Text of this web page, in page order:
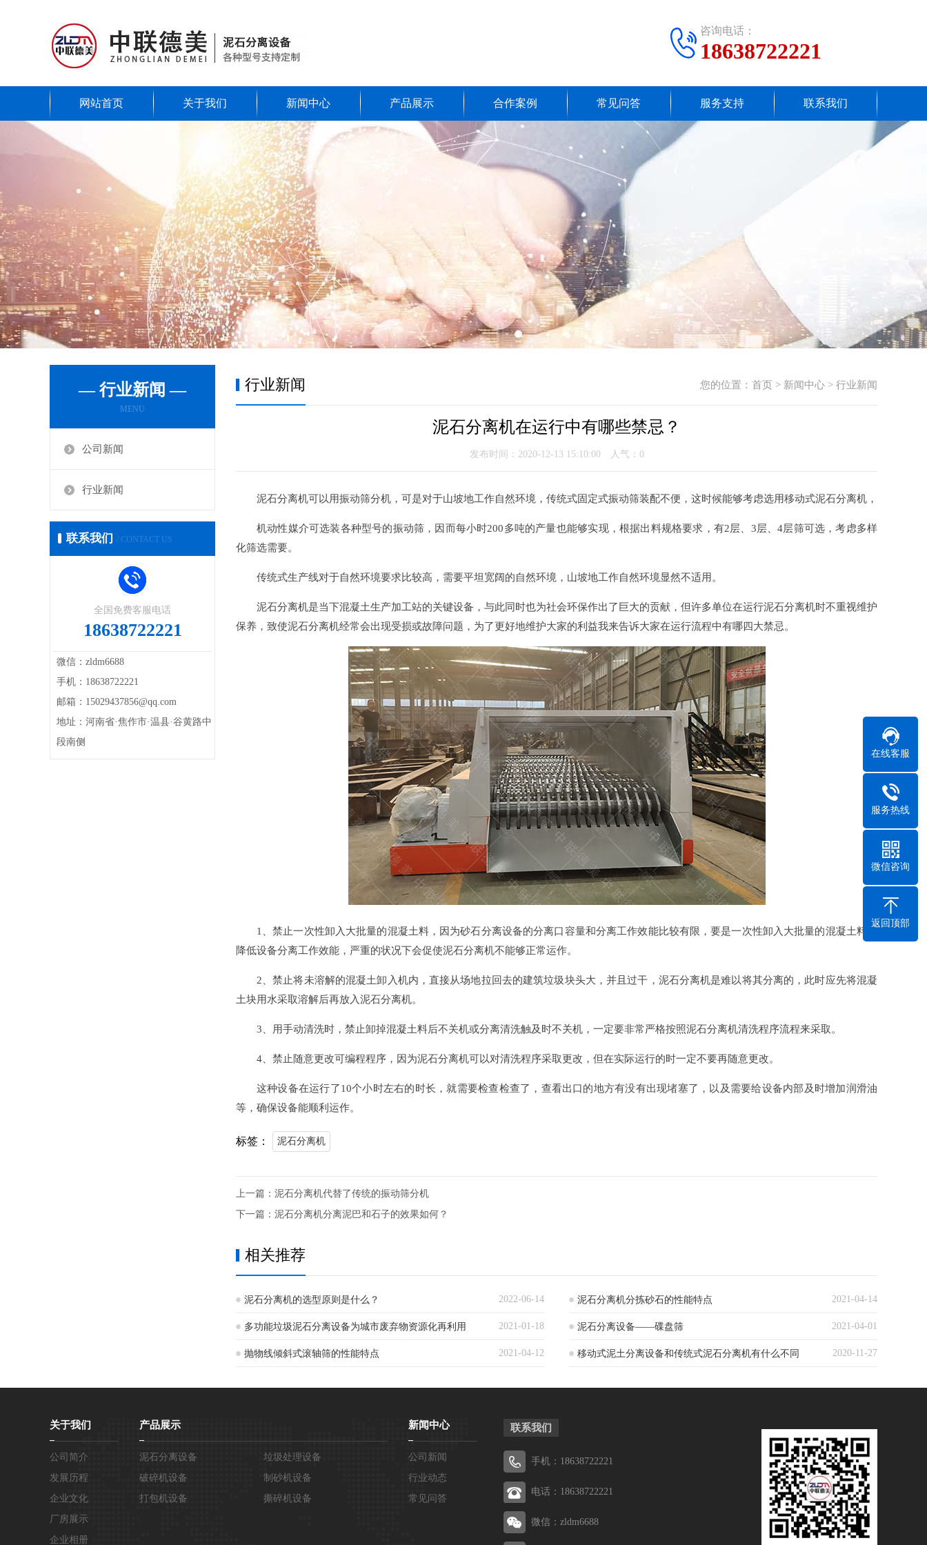
咨询电话：
18638722221
网站首页 关于我们 新闻中心 产品展示 合作案例 常见问答 服务支持 联系我们
— 行业新闻 —
MENU
公司新闻
行业新闻
联系我们 / CONTACT US
全国免费客服电话
18638722221
微信：zldm6688
手机：18638722221
邮箱：15029437856@qq.com
地址：河南省·焦作市·温县·谷黄路中
段南侧
您的位置： 首页 > 新闻中心 > 行业新闻
行业新闻
泥石分离机在运行中有哪些禁忌？
发布时间：2020-12-13 15:10:00 人气： 0
泥石分离机可以用振动筛分机，可是对于山坡地工作自然环境，传统式固定式振动筛装配不便，这时候能够考虑选用移动式泥石分离机，
机动性媒介可选装各种型号的振动筛，因而每小时200多吨的产量也能够实现，根据出料规格要求，有2层、3层、4层筛可选，考虑多样
化筛选需要。
传统式生产线对于自然环境要求比较高，需要平坦宽阔的自然环境，山坡地工作自然环境显然不适用。
泥石分离机是当下混凝土生产加工站的关键设备，与此同时也为社会环保作出了巨大的贡献，但许多单位在运行泥石分离机时不重视维护
保养，致使泥石分离机经常会出现受损或故障问题，为了更好地维护大家的利益我来告诉大家在运行流程中有哪四大禁忌。
1、禁止一次性卸入大批量的混凝土料，因为砂石分离设备的分离口容量和分离工作效能比较有限，要是一次性卸入大批量的混凝土料会
降低设备分离工作效能，严重的状况下会促使泥石分离机不能够正常运作。
2、禁止将未溶解的混凝土卸入机内，直接从场地拉回去的建筑垃圾块头大，并且过干，泥石分离机是难以将其分离的，此时应先将混凝
土块用水采取溶解后再放入泥石分离机。
3、用手动清洗时，禁止卸掉混凝土料后不关机或分离清洗触及时不关机，一定要非常严格按照泥石分离机清洗程序流程来采取。
4、禁止随意更改可编程程序，因为泥石分离机可以对清洗程序采取更改，但在实际运行的时一定不要再随意更改。
这种设备在运行了10个小时左右的时长，就需要检查检查了，查看出口的地方有没有出现堵塞了，以及需要给设备内部及时增加润滑油
等，确保设备能顺利运作。
标签： 泥石分离机
上一篇： 泥石分离机代替了传统的振动筛分机
下一篇： 泥石分离机分离泥巴和石子的效果如何？
相关推荐
2022-06-14
泥石分离机的选型原则是什么？ 2021-04-14
泥石分离机分拣砂石的性能特点
2021-01-18
多功能垃圾泥石分离设备为城市废弃物资源化再利用 2021-04-01
泥石分离设备——碟盘筛
2021-04-12
抛物线倾斜式滚轴筛的性能特点 2020-11-27
移动式泥土分离设备和传统式泥石分离机有什么不同
关于我们
公司简介
发展历程
企业文化
厂房展示
企业相册
产品展示
泥石分离设备
垃圾处理设备
破碎机设备
制砂机设备
打包机设备
撕碎机设备
新闻中心
公司新闻
行业动态
常见问答
联系我们
手机：18638722221
电话：18638722221
微信：zldm6688
在线客服
服务热线
微信咨询
返回顶部